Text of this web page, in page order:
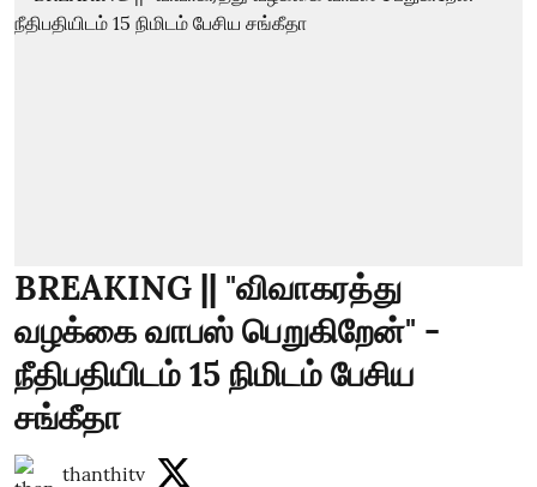
BREAKING || "விவாகரத்து
வழக்கை வாபஸ் பெறுகிறேன்" -
நீதிபதியிடம் 15 நிமிடம் பேசிய
சங்கீதா
thanthitv